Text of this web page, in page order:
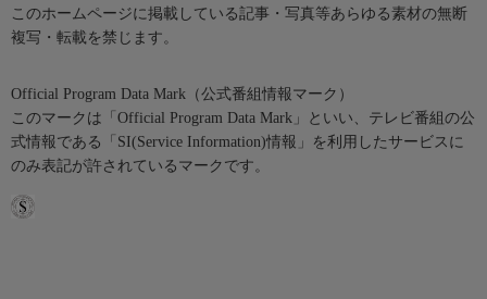
このホームページに掲載している記事・写真等あらゆる素材の無断
複写・転載を禁じます。
Official Program Data Mark（公式番組情報マーク）
このマークは「Official Program Data Mark」といい、テレビ番組の公
式情報である「SI(Service Information)情報」を利用したサービスに
のみ表記が許されているマークです。